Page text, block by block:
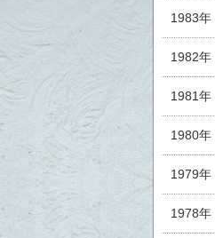
1983年
1982年
1981年
1980年
1979年
1978年